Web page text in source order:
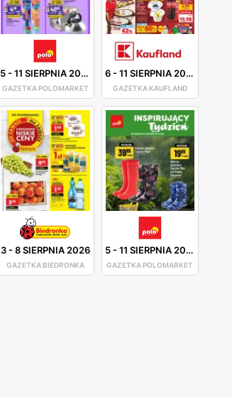
5-11 SIERPNIA 2026
GAZETKA POLOMARKET
6-11 SIERPNIA 2026
GAZETKA KAUFLAND
3-8 SIERPNIA 2026
GAZETKA BIEDRONKA
5-11 SIERPNIA 2026
GAZETKA POLOMARKET